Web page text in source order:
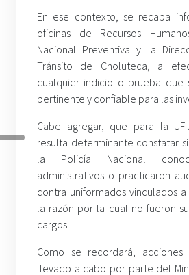
En ese contexto, se recaba
oficinas de Recursos
Nacional Preventiva y la
Tránsito de Choluteca, a
cualquier indicio o prueba que
pertinente y confiable para las
Cabe agregar, que para la UF-
resulta determinante constatar
la Policía Nacional
administrativos o practicaron
contra uniformados vinculados
la razón por la cual no fueron
cargos.
Como se recordará, acciones
llevado a cabo por parte del